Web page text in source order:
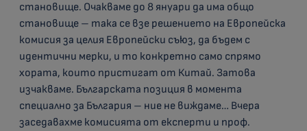
становище. Очакваме до 8 януари да има общо
становище – така се взе решението на Европейска
комисия за целия Европейски съюз, да бъдем с
идентични мерки, и то конкретно само спрямо
хората, които пристигат от Китай. Затова
изчакваме. Българската позиция в момента
специално за България – ние не виждаме… Вчера
заседавахме комисията от експерти и проф.